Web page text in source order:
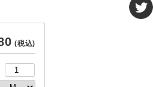
(税込)